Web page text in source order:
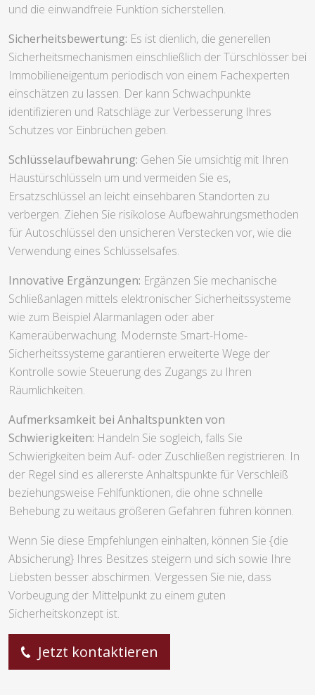
und die einwandfreie Funktion sicherstellen.
Sicherheitsbewertung: Es ist dienlich, die generellen
Sicherheitsmechanismen einschließlich der Türschlösser bei
Immobilieneigentum periodisch von einem Fachexperten
einschätzen zu lassen. Der kann Schwachpunkte
identifizieren und Ratschläge zur Verbesserung Ihres
Schutzes vor Einbrüchen geben.
Schlüsselaufbewahrung: Gehen Sie umsichtig mit Ihren
Haustürschlüsseln um und vermeiden Sie es,
Ersatzschlüssel an leicht einsehbaren Standorten zu
verbergen. Ziehen Sie risikolose Aufbewahrungsmethoden
für Autoschlüssel den unsicheren Verstecken vor, wie die
Verwendung eines Schlüsselsafes.
Innovative Ergänzungen: Ergänzen Sie mechanische
Schließanlagen mittels elektronischer Sicherheitssysteme
wie zum Beispiel Alarmanlagen oder aber
Kameraüberwachung. Modernste Smart-Home-
Sicherheitssysteme garantieren erweiterte Wege der
Kontrolle sowie Steuerung des Zugangs zu Ihren
Räumlichkeiten.
Aufmerksamkeit bei Anhaltspunkten von
Schwierigkeiten: Handeln Sie sogleich, falls Sie
Schwierigkeiten beim Auf- oder Zuschließen registrieren. In
der Regel sind es allererste Anhaltspunkte für Verschleiß
beziehungsweise Fehlfunktionen, die ohne schnelle
Behebung zu weitaus größeren Gefahren führen können.
Wenn Sie diese Empfehlungen einhalten, können Sie {die
Absicherung} Ihres Besitzes steigern und sich sowie Ihre
Liebsten besser abschirmen. Vergessen Sie nie, dass
Vorbeugung der Mittelpunkt zu einem guten
Sicherheitskonzept ist.
Jetzt kontaktieren